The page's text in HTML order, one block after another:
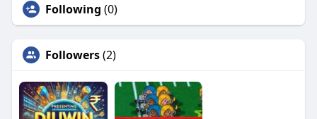
Following (0)
Followers(2)